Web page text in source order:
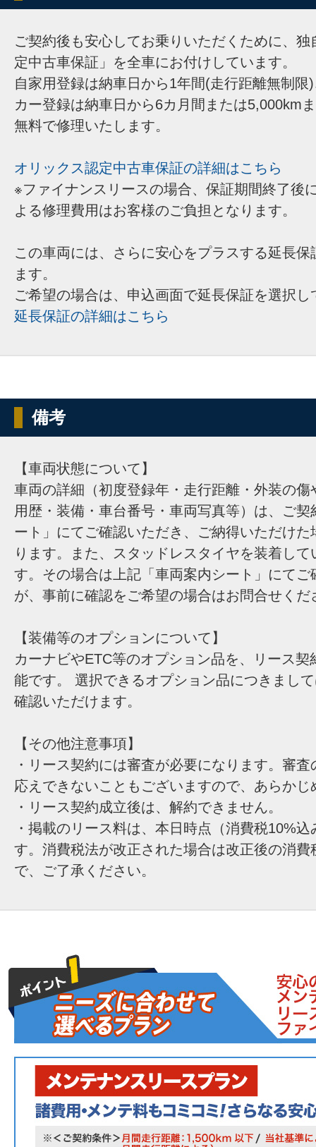
ご契約後も安心してお乗りいただくために、
定中古車保証」を全車にお付けしています。
自家用登録は納車日から1年間(走行距離無制限
カー登録は納車日から6カ月間または5,000km
無料で修理いたします。
オリックス認定中古車保証の詳細はこちら
※ファイナンスリースの場合、保証期間終了後
よる修理費用はお客様のご負担となります。
この車両には、さらに安心をプラスする延長
ます。
ご希望の場合は、申込画面で延長保証を選択し
延長保証の詳細はこちら
備考
【車両状態について】
車両の詳細（初度登録年・走行距離・外装の傷
用歴・装備・車台番号・車両写真等）は、ご
ート」にてご確認いただき、ご納得いただけ
ります。また、スタッドレスタイヤを装着し
す。その場合は上記「車両案内シート」にてご
が、事前に確認をご希望の場合はお問合せくだ
【装備等のオプションについて】
カーナビやETC等のオプション品を、リース契
能です。 選択できるオプション品につきまし
確認いただけます。
【その他注意事項】
・リース契約には審査が必要になります。審
応えできないこともございますので、あらか
・リース契約成立後は、解約できません。
・掲載のリース料は、本日時点（消費税10%
す。消費税法が改正された場合は改正後の消費
で、ご了承ください。